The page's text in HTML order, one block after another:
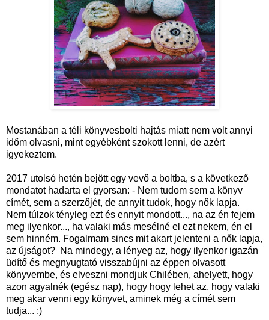
Mostanában a téli könyvesbolti hajtás miatt nem volt annyi
időm olvasni, mint egyébként szokott lenni, de azért
igyekeztem.
2017 utolsó hetén bejött egy vevő a boltba, s a következő
mondatot hadarta el gyorsan: - Nem tudom sem a könyv
címét, sem a szerzőjét, de annyit tudok, hogy nők lapja.
Nem túlzok tényleg ezt és ennyit mondott..., na az én fejem
meg ilyenkor..., ha valaki más mesélné el ezt nekem, én el
sem hinném. Fogalmam sincs mit akart jelenteni a nők lapja,
az újságot? Na mindegy, a lényeg az, hogy ilyenkor igazán
üdítő és megnyugtató visszabújni az éppen olvasott
könyvembe, és elveszni mondjuk Chilében, ahelyett, hogy
azon agyalnék (egész nap), hogy hogy lehet az, hogy valaki
meg akar venni egy könyvet, aminek még a címét sem
tudja... :)